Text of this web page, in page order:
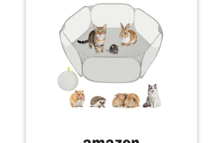
sécurité. Fabriqué à partir de tissu Oxford de qualité
supérieure, il est doux pour la peau délicate et exempt
de produits chimiques agressifs Stabilité et durabilité
renforcées : conçu avec un cadre en acier robuste, ce
parc de jeu pour bébé avec tapis offre une résistance
et une stabilité améliorées pour éviter les
basculements ou les oscillations. La base large et
antidérapante assure une adhérence sûre sur diverses
surfaces, y compris les planchers en bois, les
moquettes et même l'herbe extérieure, gardant votre
petit explorateur en sécurité pendant qu'il joue.